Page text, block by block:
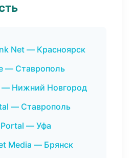
Net — Красноярск
— Ставрополь
— Нижний Новгород
— Ставрополь
— Уфа
Media — Брянск